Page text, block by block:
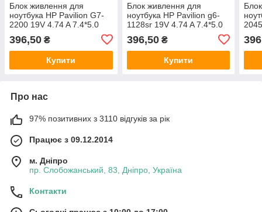
Блок живлення для
ноутбука HP Pavilion G7-
2200 19V 4.74 A 7.4*5.0
396,50 ₴
Купити
Блок живлення для
ноутбука HP Pavilion g6-
1128sr 19V 4.74 A 7.4*5.0
396,50₴
Купити
Про нас
97% позитивних з 3110 відгуків за рік
Працює з 09.12.2014
м. Дніпро
пр. Слобожанський, 83, Дніпро, Україна
Контакти